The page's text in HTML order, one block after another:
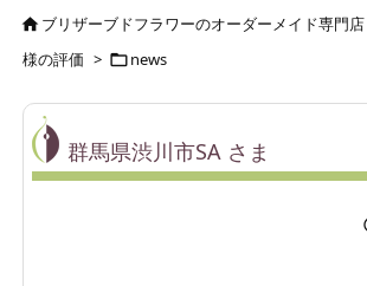
ブリザーブドフラワーのオーダーメイド専門
様の評価 > news
群馬県渋川市SA さま